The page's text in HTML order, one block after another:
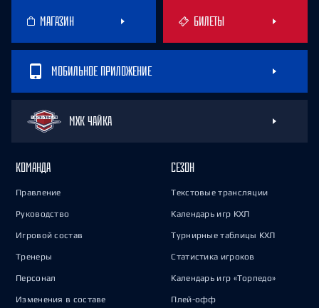
МАГАЗИН БИЛЕТЫ
МОБИЛЬНОЕ ПРИЛОЖЕНИЕ
МХК ЧАЙКА
КОМАНДА
Правление
Руководство
Игровой состав
Тренеры
Персонал
Изменения в составе
СЕЗОН
Текстовые трансляции
Календарь игр КХЛ
Турнирные таблицы КХЛ
Статистика игроков
Календарь игр «Торпедо»
Плей-офф